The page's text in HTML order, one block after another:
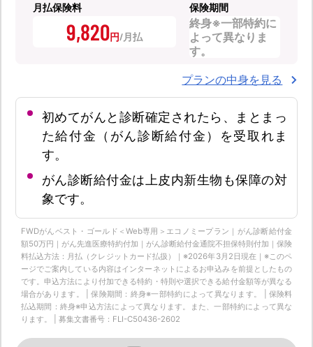
月払保険料
9,820円
保険期間
終身※一部特約に
よって異なりま
す。
プランの中身を見る
初めてがんと診断確定されたら、まとまっ
た給付金（がん診断給付金）を受取れま
す。
がん診断給付金は上皮内新生物も保障の対
象です。
FWDがんベスト・ゴールド＜Web専用＞エコノミープラン｜がん診断給付金
額50万円｜がん先進医療特約付加｜がん診断給付金通院不担保特則付加｜保険
料払込方法：月払（クレジットカード払扱）｜※2026年3月2日現在｜※このペ
ージでご案内している内容はインターネットによるお申込みを前提としたもの
です。申込方法により付加できる特約・特則や選択できる給付金額等が異なる
場合があります。 | 保険期間：終身※一部特約によって異なります。 | 保険料
払込期間：終身※申込方法によって異なります。また、一部特約によって異な
ります。 | 募集文書番号：FLI-C50436-2602